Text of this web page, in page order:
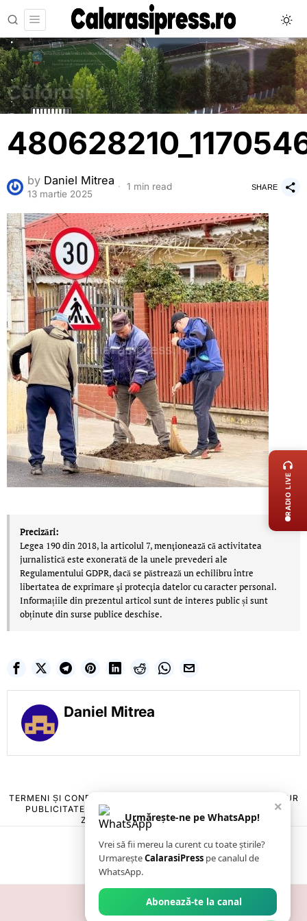
by Daniel Mitrea
13 martie 2025
1 min read SHARE
Precizări:
Legea 190 din 2018, la articolul 7, menţionează că activitatea
jurnalistică este exonerată de la unele prevederi ale
Regulamentului GDPR, dacă se păstrează un echilibru între
libertatea de exprimare şi protecţia datelor cu caracter personal.
Informațiile din prezentul articol sunt de interes public și sunt
obținute din surse publice deschise.
Daniel Mitrea
TERMENI ȘI CONDIȚII
POLITICA DE ANULARE & RETUR
PUBLICITATE ONLINE & TIPĂRITĂ
CONTACT
ZIARUL ANUNȚUL CĂLĂRĂȘEAN
×
Urmărește-ne pe WhatsApp!
Vrei să fii mereu la curent cu toate știrile?
UrmareșteCalarasiPress pe canalul de
WhatsApp.
Abonează-te la canal
RADIO LIVE